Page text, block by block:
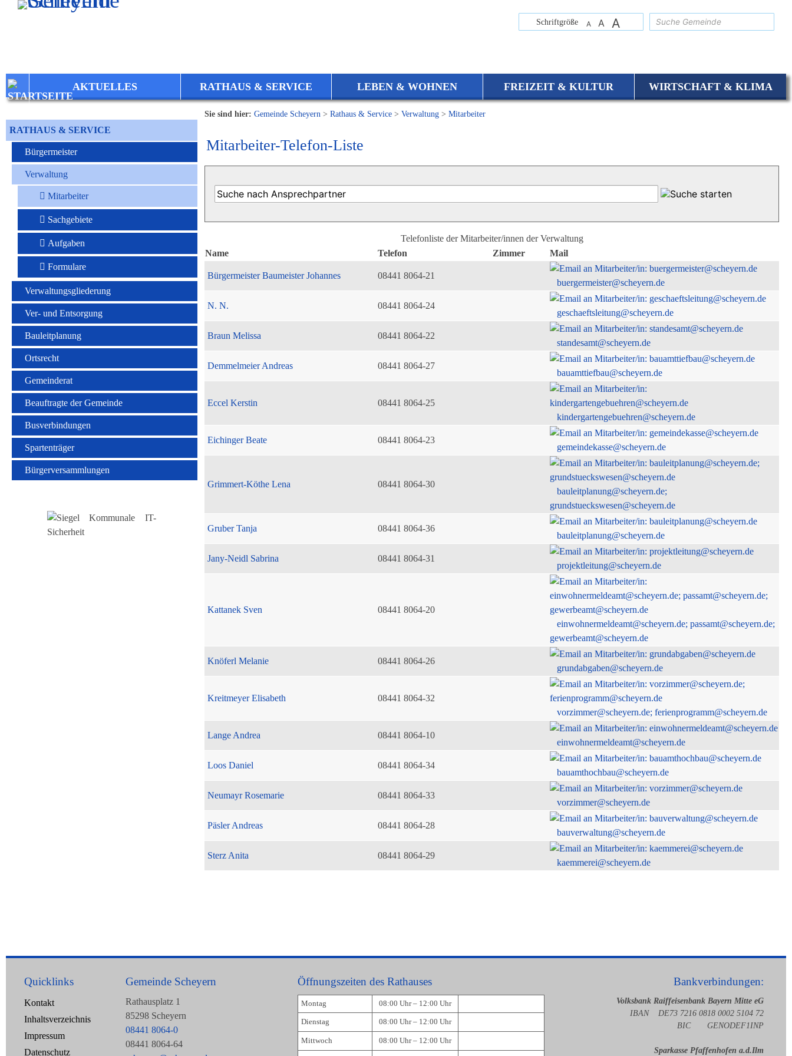
Zum Inhalt,zur Navigationoder
Schriftgröße A A A
AKTUELLES RATHAUS & SERVICE LEBEN & WOHNEN FREIZEIT & KULTUR WIRTSCHAFT & KLIMA
RATHAUS & SERVICE
Bürgermeister
Verwaltung
Mitarbeiter
Sachgebiete
Aufgaben
Formulare
Verwaltungsgliederung
Ver- und Entsorgung
Bauleitplanung
Ortsrecht
Gemeinderat
Beauftragte der Gemeinde
Busverbindungen
Spartenträger
Bürgerversammlungen
Sie sind hier: Gemeinde Scheyern > Rathaus & Service > Verwaltung > Mitarbeiter
Mitarbeiter-Telefon-Liste
Telefonliste der Mitarbeiter/innen der Verwaltung
Name
Telefon Zimmer Mail
Bürgermeister Baumeister Johannes 08441 8064-21
buergermeister@scheyern.de
N. N. 08441 8064-24
geschaeftsleitung@scheyern.de
Braun Melissa 08441 8064-22
standesamt@scheyern.de
Demmelmeier Andreas 08441 8064-27
bauamttiefbau@scheyern.de
Eccel Kerstin
08441 8064-25
kindergartengebuehren@scheyern.de
Eichinger Beate 08441 8064-23
gemeindekasse@scheyern.de
Grimmert-Köthe Lena 08441 8064-30
bauleitplanung@scheyern.de;
grundstueckswesen@scheyern.de
Gruber Tanja 08441 8064-36
bauleitplanung@scheyern.de
Jany-Neidl Sabrina 08441 8064-31
projektleitung@scheyern.de
Kattanek Sven
08441 8064-20
einwohnermeldeamt@scheyern.de; passamt@scheyern.de;
gewerbeamt@scheyern.de
Knöferl Melanie 08441 8064-26
grundabgaben@scheyern.de
Kreitmeyer Elisabeth
08441 8064-32
vorzimmer@scheyern.de; ferienprogramm@scheyern.de
Lange Andrea 08441 8064-10
einwohnermeldeamt@scheyern.de
Loos Daniel 08441 8064-34
bauamthochbau@scheyern.de
Neumayr Rosemarie 08441 8064-33
vorzimmer@scheyern.de
Päsler Andreas 08441 8064-28
bauverwaltung@scheyern.de
Sterz Anita 08441 8064-29
kaemmerei@scheyern.de
Quicklinks
Kontakt
Inhaltsverzeichnis
Impressum
Datenschutz
Gemeinde Scheyern
Rathausplatz 1
85298 Scheyern
08441 8064-0
08441 8064-64
Öffnungszeiten des Rathauses
Montag 08:00 Uhr – 12:00 Uhr
Dienstag 08:00 Uhr – 12:00 Uhr
Mittwoch 08:00 Uhr – 12:00 Uhr
Bankverbindungen:
Volksbank Raiffeisenbank Bayern Mitte eG
IBAN DE73 7216 0818 0002 5104 72
BIC GENODEF1INP
Sparkasse Pfaffenhofen a.d.Ilm